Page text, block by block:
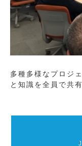
多種多様なプロジ
と知識を全員で共